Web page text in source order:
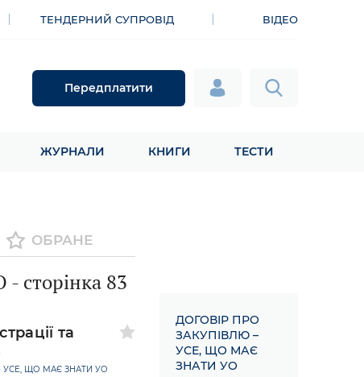
ТЕНДЕРНИЙ СУПРОВІД ВІДЕО
Передплатити
ЖУРНАЛИ КНИГИ ТЕСТИ
ОБРАНЕ
- сторінка 83
та
УСЕ, ЩО МАЄ ЗНАТИ УО
ДОГОВІР ПРО
ЗАКУПІВЛЮ –
УСЕ, ЩО МАЄ
ЗНАТИ УО